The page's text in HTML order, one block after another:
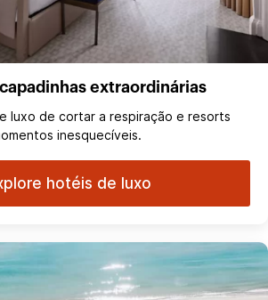
extraordinárias
luxo de cortar a respiração e resorts
inesquecíveis.
hotéis de luxo